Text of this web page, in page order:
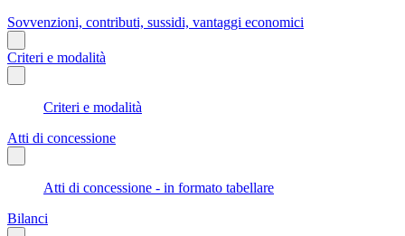
Sovvenzioni, contributi, sussidi, vantaggi economici
Criteri e modalità
Criteri e modalità
Atti di concessione
Atti di concessione - in formato tabellare
Bilanci